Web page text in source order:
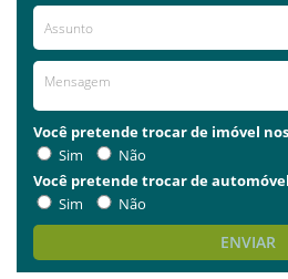
Você pretende trocar de imóvel
Sim
Não
Você pretende trocar de
Sim
Não
ENVIAR